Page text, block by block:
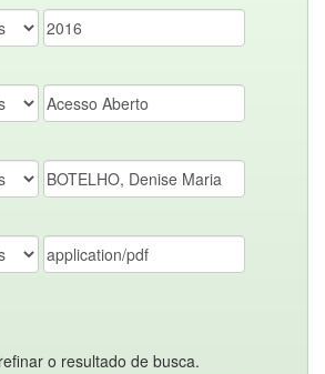
o resultado de busca.